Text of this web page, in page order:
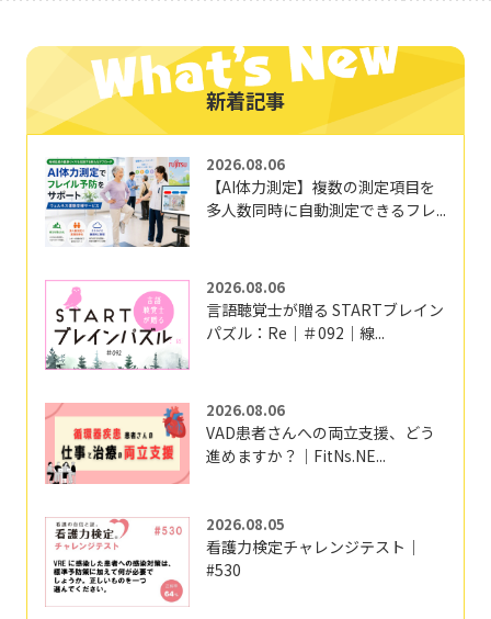
新着記事
2026.08.06
【AI体力測定】複数の測定項目を
多人数同時に自動測定できるフレ...
2026.08.06
言語聴覚士が贈る STARTブレイン
パズル：Re｜＃092｜線...
2026.08.06
VAD患者さんへの両立支援、どう
進めますか？｜FitNs.NE...
2026.08.05
看護力検定チャレンジテスト｜
#530